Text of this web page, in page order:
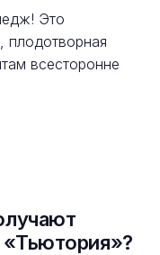
Это
плодотворная
всесторонне